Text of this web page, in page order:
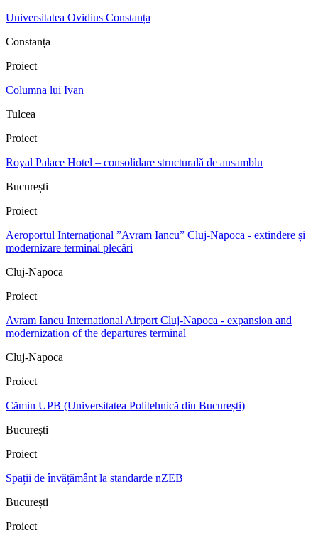
Universitatea Ovidius Constanța
Constanța
Proiect
Columna lui Ivan
Tulcea
Proiect
Royal Palace Hotel – consolidare structurală de ansamblu
București
Proiect
Aeroportul Internațional ”Avram Iancu” Cluj‑Napoca - extindere și
modernizare terminal plecări
Cluj-Napoca
Proiect
Avram Iancu International Airport Cluj-Napoca - expansion and
modernization of the departures terminal
Cluj-Napoca
Proiect
Cămin UPB (Universitatea Politehnică din București)
București
Proiect
Spații de învățământ la standarde nZEB
București
Proiect